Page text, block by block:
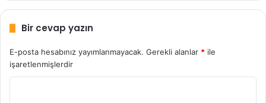
Bir cevap yazın
E-posta hesabınız yayımlanmayacak. Gerekli alanlar * ile
işaretlenmişlerdir